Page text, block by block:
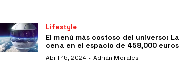
Lifestyle
El menú más costoso del universo: La
cena en el espacio de 458,000 euros
Abril 15, 2024 · Adrián Morales